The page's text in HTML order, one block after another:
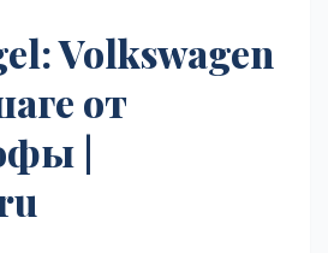
Volkswagen
от
|